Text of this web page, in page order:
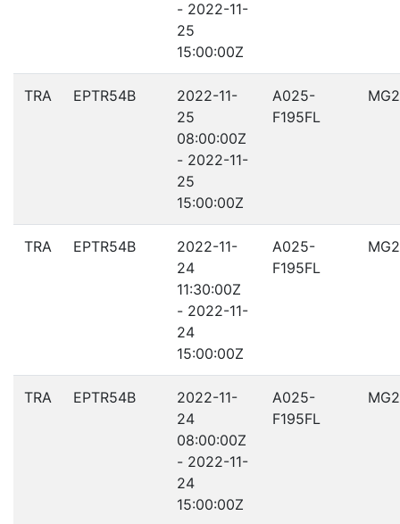
- 2022-11-
25
15:00:00Z
TRA EPTR54B
2022-11-
25
08:00:00Z
- 2022-11-
25
15:00:00Z
A025-
F195FL
TRA EPTR54B
2022-11-
24
11:30:00Z
- 2022-11-
24
15:00:00Z
A025-
F195FL
TRA EPTR54B
2022-11-
24
08:00:00Z
- 2022-11-
24
15:00:00Z
A025-
F195FL